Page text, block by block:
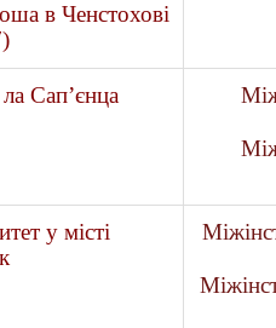
в Ченстохові
Сап’єнца
у місті